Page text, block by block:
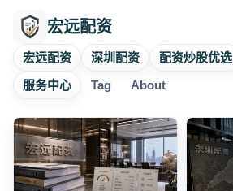
宏远配资
宏远配资 深圳配资 配资炒股优选
服务中心
Tag About